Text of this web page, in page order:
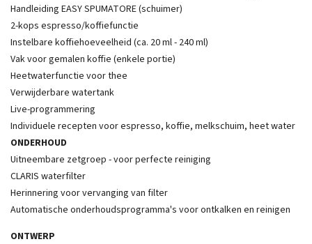
Handleiding EASY SPUMATORE (schuimer)
2-kops espresso/koffiefunctie
Instelbare koffiehoeveelheid (ca. 20 ml - 240 ml)
Vak voor gemalen koffie (enkele portie)
Heetwaterfunctie voor thee
Verwijderbare watertank
Live-programmering
Individuele recepten voor espresso, koffie, melkschuim, heet water
ONDERHOUD
Uitneembare zetgroep - voor perfecte reiniging
CLARIS waterfilter
Herinnering voor vervanging van filter
Automatische onderhoudsprogramma's voor ontkalken en reinigen
ONTWERP